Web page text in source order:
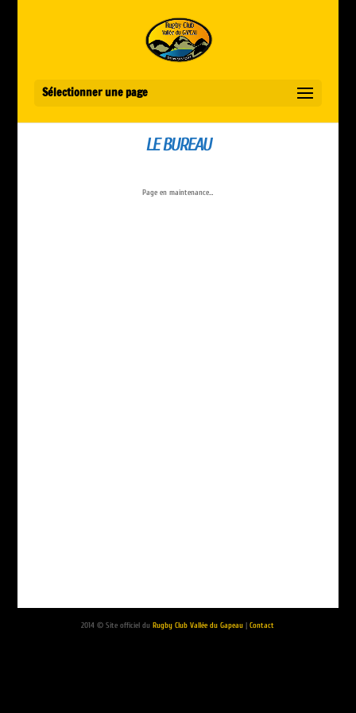
Sélectionner une page
LE BUREAU
Page en maintenance…
2014 © Site officiel duRugby Club Vallée du Gapeau |Contact